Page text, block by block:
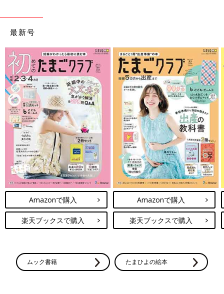
最新号
Amazonで購入
楽天ブックスで購入
Amazonで購入
楽天ブックスで購入
ムック書籍 たまひよの絵本